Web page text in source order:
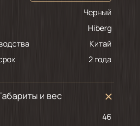
черный
Hiberg
Китай
2 года
и вес
46